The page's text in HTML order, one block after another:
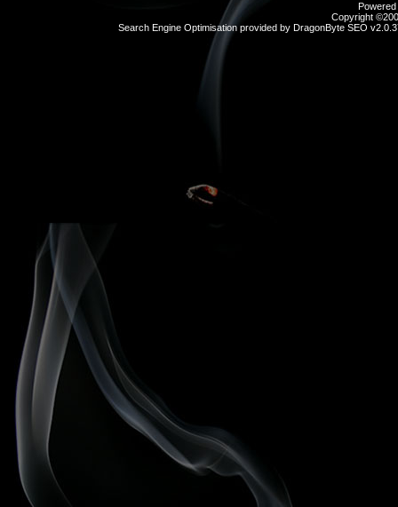
Copyright
Search Engine Optimisation provided by DragonByte SEO